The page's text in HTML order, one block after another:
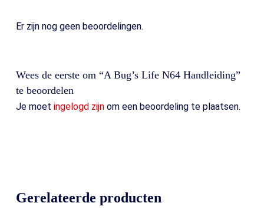
Er zijn nog geen beoordelingen.
Wees de eerste om “A Bug’s Life N64 Handleiding”
te beoordelen
Je moet ingelogd zijnom een beoordeling te plaatsen.
Gerelateerde producten